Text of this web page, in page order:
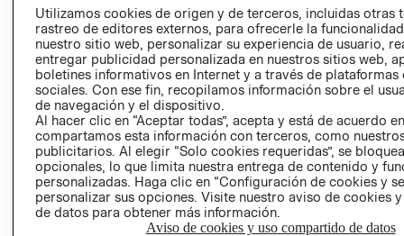
GIFT CARD
AVISO DE
COOKIES
LIBRO DE
Ecuador ($)
Utilizamos cookies de origen y de terceros, incluidas otras
rastreo de editores externos, para ofrecerle la
nuestro sitio web, personalizar su experiencia de usuario,
entregar publicidad personalizada en nuestros sitios web,
boletines informativos en Internet y a través de plataformas
sociales. Con ese fin, recopilamos información sobre el
de navegación y el dispositivo.
Al hacer clic en “Aceptar todas”, acepta y está de acuerdo
compartamos esta información con terceros, como
publicitarios. Al elegir “Solo cookies requeridas”, se
opcionales, lo que limita nuestra entrega de contenido y
personalizadas. Haga clic en “Configuración de cookies y
personalizar sus opciones. Visite nuestro aviso de cookies
de datos para obtener más información.
Aviso de cookies y uso compartido de datos